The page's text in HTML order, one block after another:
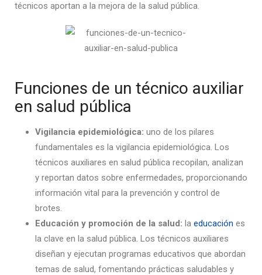
técnicos aportan a la mejora de la salud pública.
Funciones de un técnico auxiliar
en salud pública
Vigilancia epidemiológica: uno de los pilares
fundamentales es la vigilancia epidemiológica. Los
técnicos auxiliares en salud pública recopilan, analizan
y reportan datos sobre enfermedades, proporcionando
información vital para la prevención y control de
brotes.
Educación y promoción de la salud: la educación es
la clave en la salud pública. Los técnicos auxiliares
diseñan y ejecutan programas educativos que abordan
temas de salud, fomentando prácticas saludables y